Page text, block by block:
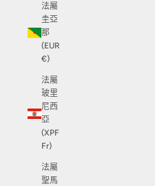
法屬
圭亞
那
(EUR
€)
法屬
玻里
尼西
亞
(XPF
Fr)
法屬
聖馬